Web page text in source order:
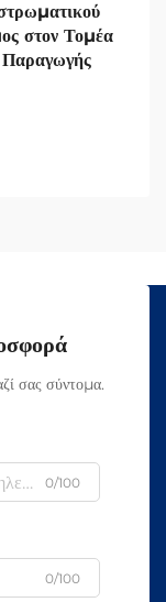
στον Τομέα
σας σύντομα.
0/100
0/100